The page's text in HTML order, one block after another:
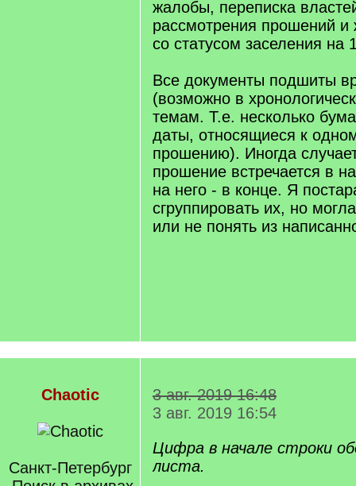
жалобы, переписка
рассмотрения прошений и
со статусом заселения на
Все документы подшиты
(возможно в
темам. Т.е. несколько
даты, относящиеся к
прошению). Иногда
прошение встречается в
на него - в конце. Я
сгруппировать их, но
или не понять из
Chaotic
Санкт-Петербург
3 авг. 2019 16:48
3 авг. 2019 16:54
Цифра в начале строки
листа.